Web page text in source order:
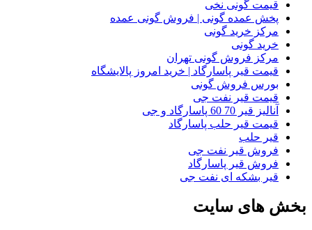
قیمت گونی نخی
پخش عمده گونی | فروش گونی عمده
مرکز خرید گونی
خرید گونی
مرکز فروش گونی تهران
قیمت قیر پاسارگاد | خرید امروز پالایشگاه
بورس فروش گونی
قیمت قیر نفت جی
آنالیز قیر 70 60 پاسارگاد و جی
قیمت قیر حلب پاسارگاد
قیر حلب
فروش قیر نفت جی
فروش قیر پاسارگاد
قیر بشکه ای نفت جی
بخش های سایت